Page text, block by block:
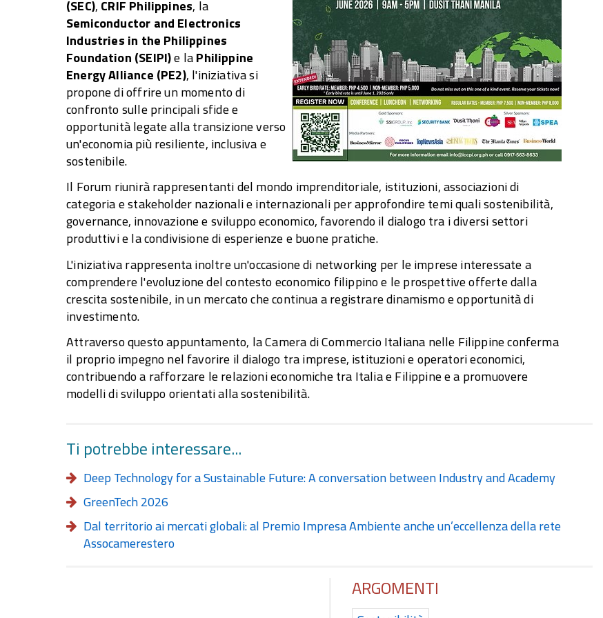
(SEC), CRIF Philippines, la
Semiconductor and Electronics
Industries in the Philippines
Foundation (SEIPI)e laPhilippine
Energy Alliance (PE2), l'iniziativa si
propone di offrire un momento di
confronto sulle principali sfide e
opportunità legate alla transizione verso
un'economia più resiliente, inclusiva e
sostenibile.
Il Forum riunirà rappresentanti del mondo imprenditoriale, istituzioni, associazioni di
categoria e stakeholder nazionali e internazionali per approfondire temi quali sostenibilità,
governance, innovazione e sviluppo economico, favorendo il dialogo tra i diversi settori
produttivi e la condivisione di esperienze e buone pratiche.
L'iniziativa rappresenta inoltre un'occasione di networking per le imprese interessate a
comprendere l'evoluzione del contesto economico filippino e le prospettive offerte dalla
crescita sostenibile, in un mercato che continua a registrare dinamismo e opportunità di
investimento.
Attraverso questo appuntamento, la Camera di Commercio Italiana nelle Filippine conferma
il proprio impegno nel favorire il dialogo tra imprese, istituzioni e operatori economici,
contribuendo a rafforzare le relazioni economiche tra Italia e Filippine e a promuovere
modelli di sviluppo orientati alla sostenibilità.
Ti potrebbe interessare...
Deep Technology for a Sustainable Future: A conversation between Industry and Academy
GreenTech 2026
Dal territorio ai mercati globali: al Premio Impresa Ambiente anche un’eccellenza della rete
Assocamerestero
ARGOMENTI